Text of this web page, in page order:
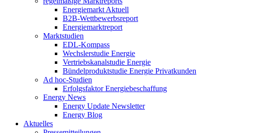
Energiemarkt Aktuell
B2B-Wettbewerbsreport
Energiemarktreport
Marktstudien
EDL-Kompass
Wechslerstudie Energie
Vertriebskanalstudie Energie
Bündelproduktstudie Energie Privatkunden
Ad hoc-Studien
Erfolgsfaktor Energiebeschaffung
Energy News
Energy Update Newsletter
Energy Blog
Aktuelles